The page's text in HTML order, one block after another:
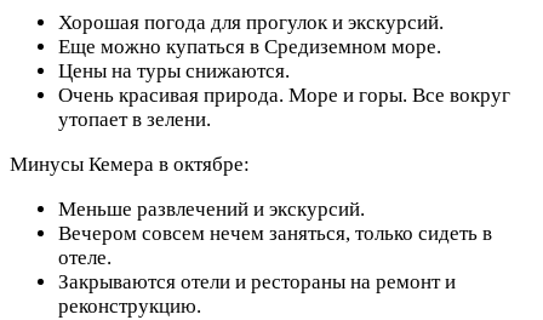
Хорошая погода для прогулок и экскурсий.
Еще можно купаться в Средиземном море.
Цены на туры снижаются.
Очень красивая природа. Море и горы. Все вокруг
утопает в зелени.
Минусы Кемера в октябре:
Меньше развлечений и экскурсий.
Вечером совсем нечем заняться, только сидеть в
отеле.
Закрываются отели и рестораны на ремонт и
реконструкцию.